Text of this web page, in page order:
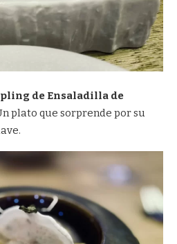
de Ensaladilla de
plato que sorprende por su